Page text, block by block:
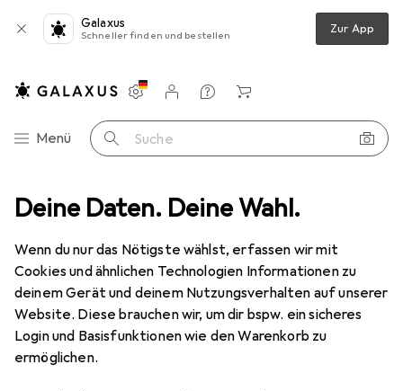
Deine Daten. Deine Wahl.
Wenn du nur das Nötigste wählst, erfassen wir mit
Cookies und ähnlichen Technologien Informationen zu
deinem Gerät und deinem Nutzungsverhalten auf unserer
Website. Diese brauchen wir, um dir bspw. ein sicheres
Login und Basisfunktionen wie den Warenkorb zu
ermöglichen.
Galaxus
Schneller finden und bestellen Zur App
Navigation nach Kategorien
Menü Suche
Einstellungen
Kundenkonto
Vergleichslisten
Merklisten
Warenkorb
Deckenleuchte Ledvance Endura Style Ring
12 Bilder
Ledvance Endura Style Ring
EUR
25,95